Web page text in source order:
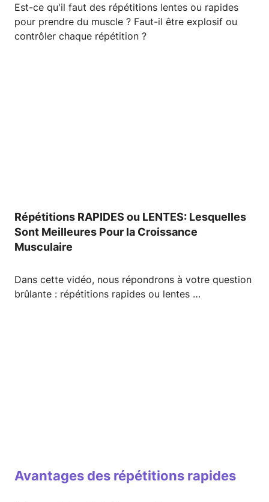
Est-ce qu'il faut des répétitions lentes ou rapides
pour prendre du muscle ? Faut-il être explosif ou
contrôler chaque répétition ?
Répétitions RAPIDES ou LENTES: Lesquelles
Sont Meilleures Pour la Croissance
Musculaire
Dans cette vidéo, nous répondrons à votre question
brûlante : répétitions rapides ou lentes …
Avantages des répétitions rapides